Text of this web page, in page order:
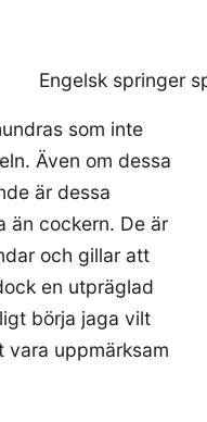
som inte
Även om dessa
är dessa
än cockern. De är
och gillar att
en utpräglad
börja jaga vilt
vara uppmärksam